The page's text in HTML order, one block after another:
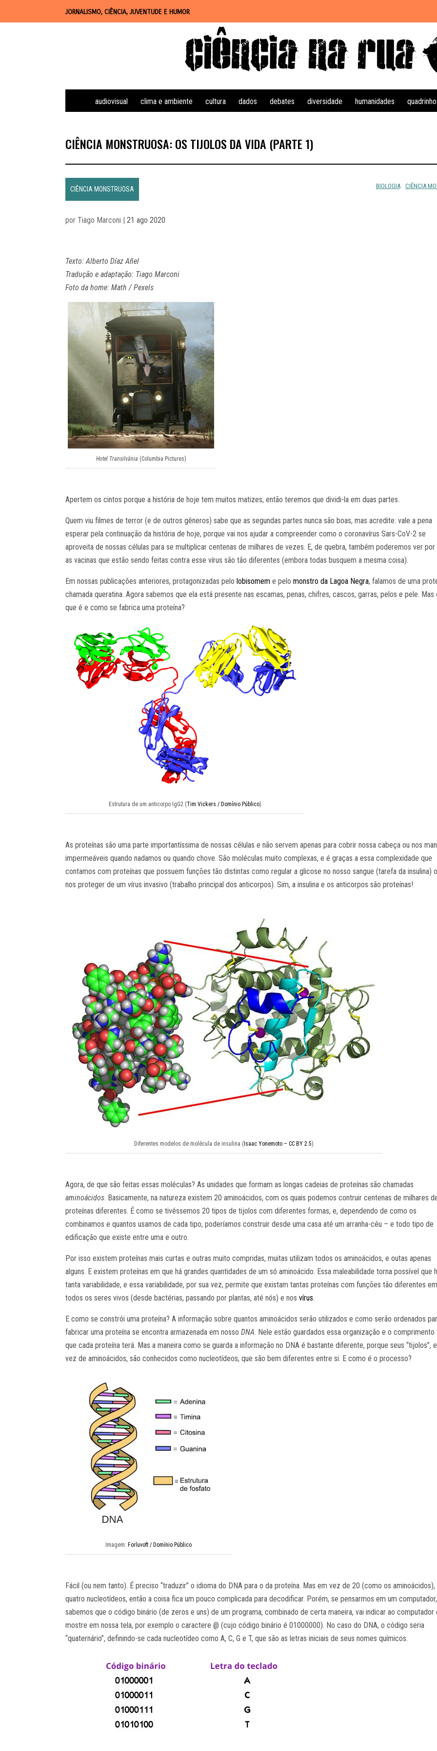
JORNALISMO, CIÊNCIA, JUVENTUDE E HUMOR
audiovisual clima e ambiente cultura dados debates diversidade humanidades
CIÊNCIA MONSTRUOSA: OS TIJOLOS DA VIDA (PARTE 1)
CIÊNCIA MONSTRUOSA BIOLOGIA CIÊNCIA
porTiago Marconi |21 ago 2020
Texto: Alberto Díaz Añel
Tradução e adaptação: Tiago Marconi
Foto da home: Math / Pexels
Hotel Transilvânia (Columbia Pictures)
Apertem os cintos porque a história de hoje tem muitos matizes, então teremos que dividi-la em duas partes.
Quem viu filmes de terror (e de outros gêneros) sabe que as segundas partes nunca são boas, mas acredite: vale a pena
esperar pela continuação da história de hoje, porque vai nos ajudar a compreender como o coronavírus Sars-CoV-2 se
aproveita de nossas células para se multiplicar centenas de milhares de vezes. E, de quebra, também poderemos ver por
as vacinas que estão sendo feitas contra esse vírus são tão diferentes (embora todas busquem a mesma coisa).
Em nossas publicações anteriores, protagonizadas pelolobisomem e pelomonstro da Lagoa Negra, falamos de uma
chamada queratina. Agora sabemos que ela está presente nas escamas, penas, chifres, cascos, garras, pelos e pele. Mas
que é e como se fabrica uma proteína?
Estrutura de um anticorpo IgG2 (Tim Vickers / Domínio Público)
As proteínas são uma parte importantíssima de nossas células e não servem apenas para cobrir nossa cabeça ou nos
impermeáveis quando nadamos ou quando chove. São moléculas muito complexas, e é graças a essa complexidade que
contamos com proteínas que possuem funções tão distintas como regular a glicose no nosso sangue (tarefa da insulina)
nos proteger de um vírus invasivo (trabalho principal dos anticorpos). Sim, a insulina e os anticorpos são proteínas!
Diferentes modelos de molécula de insulina (Isaac Yonemoto – CC BY 2.5)
Agora, de que são feitas essas moléculas? As unidades que formam as longas cadeias de proteínas são chamadas
aminoácidos. Basicamente, na natureza existem 20 aminoácidos, com os quais podemos contruir centenas de milhares
proteínas diferentes. É como se tivéssemos 20 tipos de tijolos com diferentes formas, e, dependendo de como os
combinamos e quantos usamos de cada tipo, poderíamos construir desde uma casa até um arranha-céu – e todo tipo de
edificação que existe entre uma e outro.
Por isso existem proteínas mais curtas e outras muito compridas, muitas utilizam todos os aminoácidos, e outas apenas
alguns. E existem proteínas em que há grandes quantidades de um só aminoácido. Essa maleabilidade torna possível que
tanta variabilidade, e essa variabilidade, por sua vez, permite que existam tantas proteínas com funções tão diferentes em
todos os seres vivos (desde bactérias, passando por plantas, até nós) e nosvírus.
E como se constrói uma proteína? A informação sobre quantos aminoácidos serão utilizados e como serão ordenados
fabricar uma proteína se encontra armazenada em nossoDNA. Nele estão guardados essa organização e o comprimento
que cada proteína terá. Mas a maneira como se guarda a informação no DNA é bastante diferente, porque seus “tijolos”,
vez de aminoácidos, são conhecidos como nucleotídeos, que são bem diferentes entre si. E como é o processo?
Imagem:Forluvoft / Domínio Público
Fácil (ou nem tanto). É preciso “traduzir” o idioma do DNA para o da proteína. Mas em vez de 20 (como os aminoácidos),
quatro nucleotídeos, então a coisa fica um pouco complicada para decodificar. Porém, se pensarmos em um computador,
sabemos que o código binário (de zeros e uns) de um programa, combinado de certa maneira, vai indicar ao computador
mostre em nossa tela, por exemplo o caractere @ (cujo código binário é 01000000). No caso do DNA, o código seria
“quaternário”, definindo-se cada nucleotídeo como A, C, G e T, que são as letras iniciais de seus nomes químicos.